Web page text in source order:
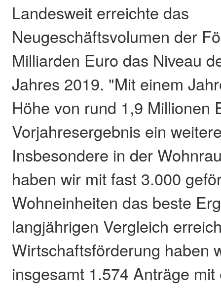
Landesweit erreichte das
Neugeschäftsvolumen der
Milliarden Euro das Niveau
Jahres 2019. "Mit einem
Höhe von rund 1,9 Millionen
Vorjahresergebnis ein
Insbesondere in der
haben wir mit fast 3.000
Wohneinheiten das beste
langjährigen Vergleich
Wirtschaftsförderung haben
insgesamt 1.574 Anträge mit